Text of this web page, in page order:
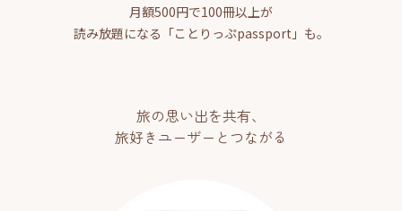
月額500円で100冊以上が
読み放題になる「ことりっぷpassport」も。
旅の思い出を共有、
旅好きユーザーとつながる